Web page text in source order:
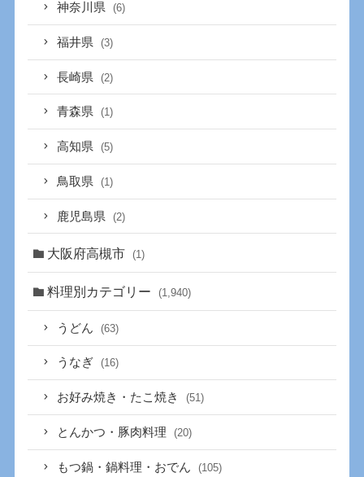
神奈川県 (6)
福井県 (3)
長崎県 (2)
青森県 (1)
高知県 (5)
鳥取県 (1)
鹿児島県 (2)
大阪府高槻市 (1)
料理別カテゴリー (1,940)
うどん (63)
うなぎ (16)
お好み焼き・たこ焼き (51)
とんかつ・豚肉料理 (20)
もつ鍋・鍋料理・おでん (105)